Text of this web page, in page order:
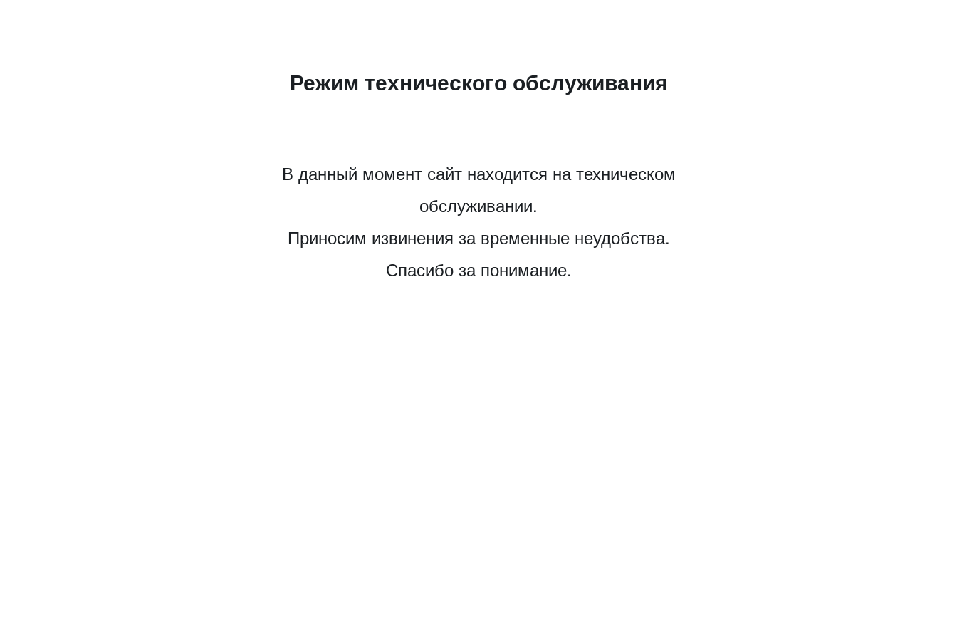
Режим технического обслуживания
В данный момент сайт находится на техническом
обслуживании.
Приносим извинения за временные неудобства.
Спасибо за понимание.